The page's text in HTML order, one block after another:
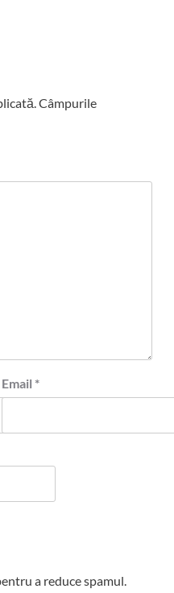
Câmpurile
Email *
a reduce spamul.